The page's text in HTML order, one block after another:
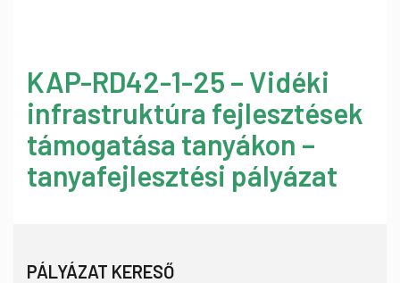
KAP-RD42-1-25 – Vidéki
infrastruktúra fejlesztések
támogatása tanyákon –
tanyafejlesztési pályázat
PÁLYÁZAT KERESŐ